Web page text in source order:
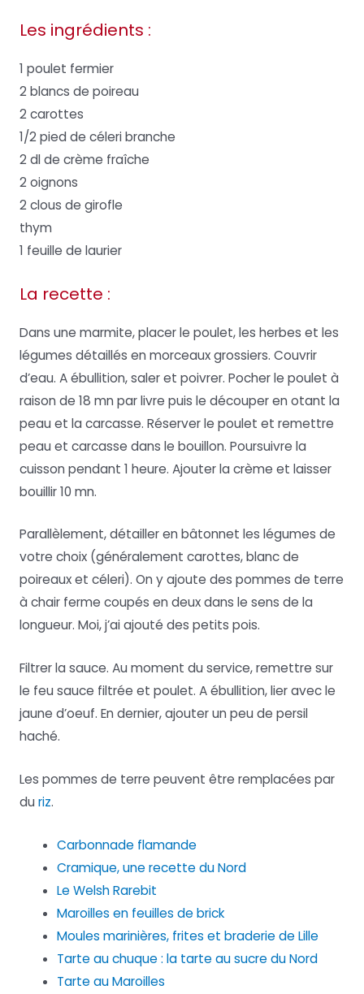
Les ingrédients :
1 poulet fermier
2 blancs de poireau
2 carottes
1/2 pied de céleri branche
2 dl de crème fraîche
2 oignons
2 clous de girofle
thym
1 feuille de laurier
La recette :
Dans une marmite, placer le poulet, les herbes et les
légumes détaillés en morceaux grossiers. Couvrir
d’eau. A ébullition, saler et poivrer. Pocher le poulet à
raison de 18 mn par livre puis le découper en otant la
peau et la carcasse. Réserver le poulet et remettre
peau et carcasse dans le bouillon. Poursuivre la
cuisson pendant 1 heure. Ajouter la crème et laisser
bouillir 10 mn.
Parallèlement, détailler en bâtonnet les légumes de
votre choix (généralement carottes, blanc de
poireaux et céleri). On y ajoute des pommes de terre
à chair ferme coupés en deux dans le sens de la
longueur. Moi, j’ai ajouté des petits pois.
Filtrer la sauce. Au moment du service, remettre sur
le feu sauce filtrée et poulet. A ébullition, lier avec le
jaune d’oeuf. En dernier, ajouter un peu de persil
haché.
Les pommes de terre peuvent être remplacées par
du riz.
Carbonnade flamande
Cramique, une recette du Nord
Le Welsh Rarebit
Maroilles en feuilles de brick
Moules marinières, frites et braderie de Lille
Tarte au chuque : la tarte au sucre du Nord
Tarte au Maroilles